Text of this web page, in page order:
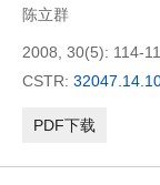
陈立群
2008, 30(5): 114-
CSTR:
PDF下载